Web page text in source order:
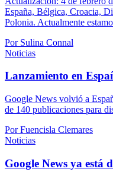
España, Bélgica, Croacia,
Polonia. Actualmente
Por Sulina Connal
Noticias
Lanzamiento en
Google News volvió a
de 140 publicaciones para
Por Fuencisla Clemares
Noticias
Google News ya está